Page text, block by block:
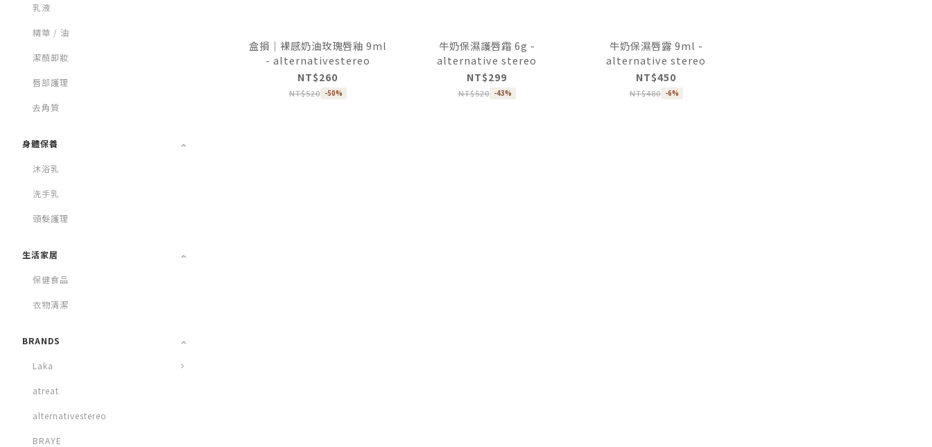
乳液
精華 / 油
潔顏卸妝
唇部護理
去角質
身體保養
沐浴乳
洗手乳
頭髮護理
生活家居
保健食品
衣物清潔
BRANDS
Laka
atreat
alternativestereo
BRAYE
盒損｜裸感奶油玫瑰唇釉 9ml
- alternativestereo
NT$260
NT$520 -50%
牛奶保濕護唇霜 6g -
alternative stereo
NT$299
NT$520 -43%
牛奶保濕唇露 9ml -
alternative stereo
NT$450
NT$480 -6%